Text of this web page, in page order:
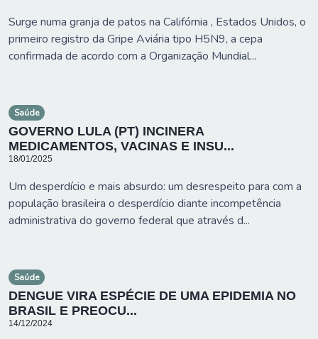
Surge numa granja de patos na Califórnia , Estados Unidos, o
primeiro registro da Gripe Aviária tipo H5N9, a cepa
confirmada de acordo com a Organização Mundial...
Saúde
GOVERNO LULA (PT) INCINERA
MEDICAMENTOS, VACINAS E INSU...
18/01/2025
Um desperdício e mais absurdo: um desrespeito para com a
população brasileira o desperdício diante incompetência
administrativa do governo federal que através d...
Saúde
DENGUE VIRA ESPÉCIE DE UMA EPIDEMIA NO
BRASIL E PREOCU...
14/12/2024